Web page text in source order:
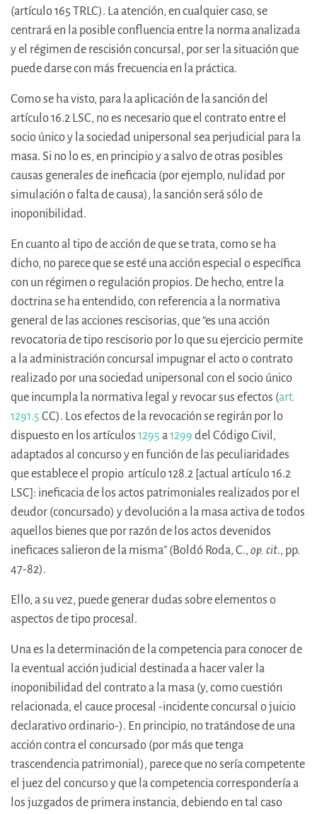
(artículo 165 TRLC). La atención, en cualquier caso, se
centrará en la posible confluencia entre la norma analizada
y el régimen de rescisión concursal, por ser la situación que
puede darse con más frecuencia en la práctica.
Como se ha visto, para la aplicación de la sanción del
artículo 16.2 LSC, no es necesario que el contrato entre el
socio único y la sociedad unipersonal sea perjudicial para la
masa. Si no lo es, en principio y a salvo de otras posibles
causas generales de ineficacia (por ejemplo, nulidad por
simulación o falta de causa), la sanción será sólo de
inoponibilidad.
En cuanto al tipo de acción de que se trata, como se ha
dicho, no parece que se esté una acción especial o específica
con un régimen o regulación propios. De hecho, entre la
doctrina se ha entendido, con referencia a la normativa
general de las acciones rescisorias, que “es una acción
revocatoria de tipo rescisorio por lo que su ejercicio permite
a la administración concursal impugnar el acto o contrato
realizado por una sociedad unipersonal con el socio único
que incumpla la normativa legal y revocar sus efectos (art.
1291.5 CC). Los efectos de la revocación se regirán por lo
dispuesto en los artículos 1295 a1299 del Código Civil,
adaptados al concurso y en función de las peculiaridades
que establece el propio artículo 128.2 [actual artículo 16.2
LSC]: ineficacia de los actos patrimoniales realizados por el
deudor (concursado) y devolución a la masa activa de todos
aquellos bienes que por razón de los actos devenidos
ineficaces salieron de la misma” (Boldó Roda, C., op. cit., pp.
47-82).
Ello, a su vez, puede generar dudas sobre elementos o
aspectos de tipo procesal.
Una es la determinación de la competencia para conocer de
la eventual acción judicial destinada a hacer valer la
inoponibilidad del contrato a la masa (y, como cuestión
relacionada, el cauce procesal -incidente concursal o juicio
declarativo ordinario-). En principio, no tratándose de una
acción contra el concursado (por más que tenga
trascendencia patrimonial), parece que no sería competente
el juez del concurso y que la competencia correspondería a
los juzgados de primera instancia, debiendo en tal caso